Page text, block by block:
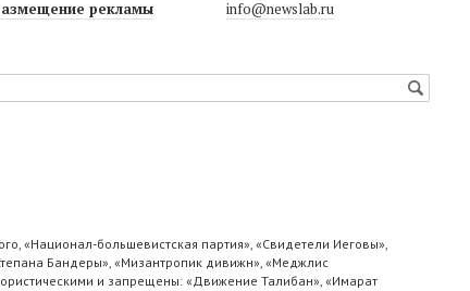
рекламы
info@newslab.ru
«Национал-большевистская партия», «Свидетели Иеговы»,
Бандеры», «Мизантропик дивижн», «Меджлис
и запрещены: «Движение Талибан», «Имарат